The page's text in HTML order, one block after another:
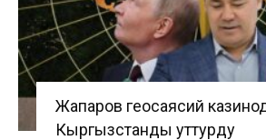
Жапаров геосаясий
Кыргызстанды уттурду